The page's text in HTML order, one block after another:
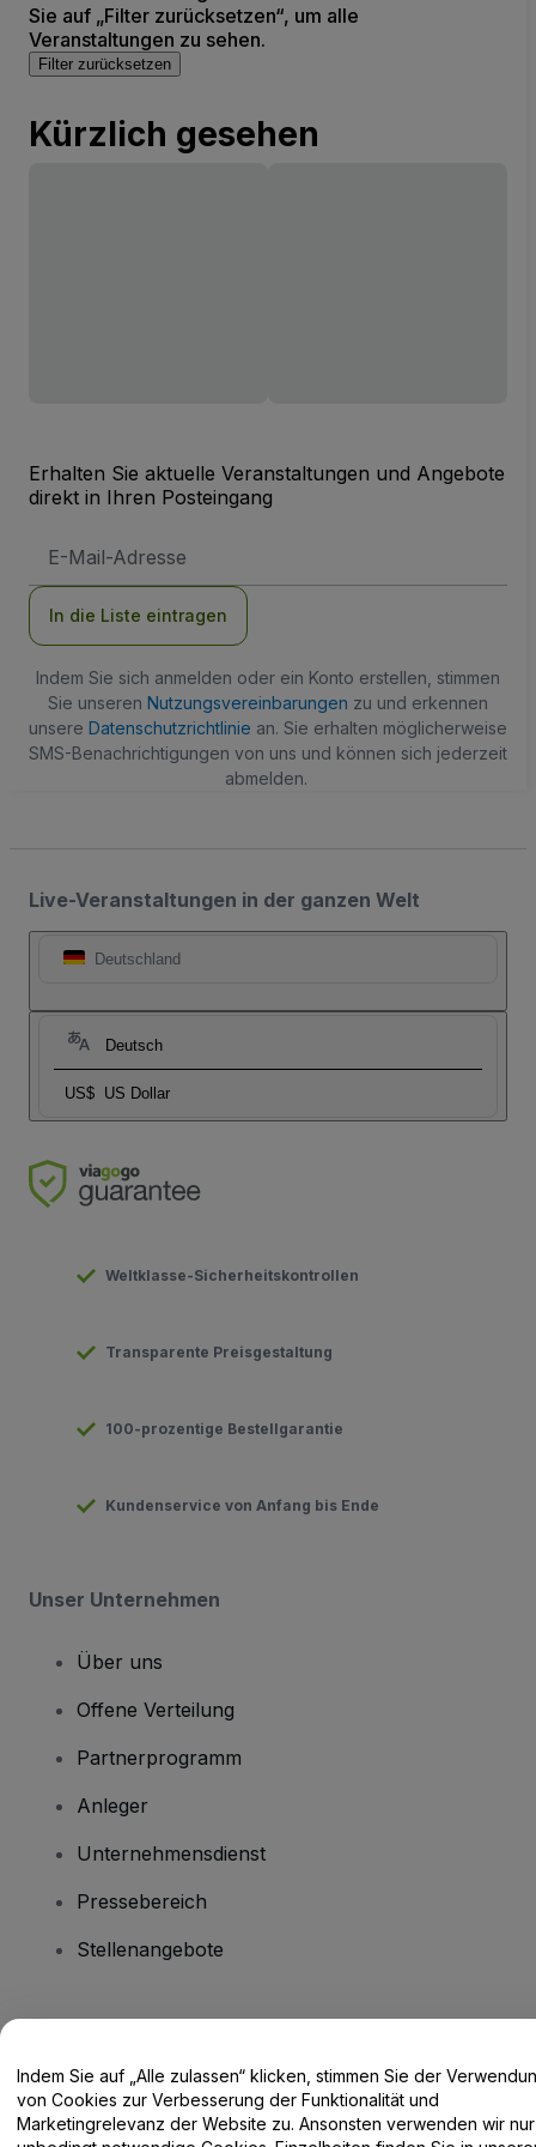
Sie auf „Filter zurücksetzen“, um alle
Veranstaltungen zu sehen.
Filter zurücksetzen
Kürzlich gesehen
Erhalten Sie aktuelle Veranstaltungen und Angebote
direkt in Ihren Posteingang
Mail-
In die Liste eintragen
Indem Sie sich anmelden oder ein Konto erstellen, stimmen
Sie unseren Nutzungsvereinbarungen zu und erkennen
unsere Datenschutzrichtlinie an. Sie erhalten möglicherweise
SMS-Benachrichtigungen von uns und können sich jederzeit
abmelden.
Live-Veranstaltungen in der ganzen Welt
Deutschland
Deutsch
US$ US Dollar
Weltklasse-Sicherheitskontrollen
Transparente Preisgestaltung
100-prozentige Bestellgarantie
Kundenservice von Anfang bis Ende
Unser Unternehmen
Über uns
Offene Verteilung
Partnerprogramm
Anleger
Unternehmensdienst
Pressebereich
Stellenangebote
Hilfe-Center / Kontakt
Indem Sie auf „Alle zulassen“ klicken, stimmen Sie der
von Cookies zur Verbesserung der Funktionalität und
Marketingrelevanz der Website zu. Ansonsten verwenden wir nur